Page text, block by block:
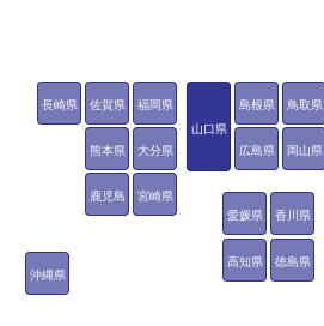
鳥取県
島根県
岡山県
広島県
山口県
徳島県
香川県
愛媛県
高知県
福岡県
佐賀県
長崎県
熊本県 大分県
宮崎県
鹿児島
沖縄県